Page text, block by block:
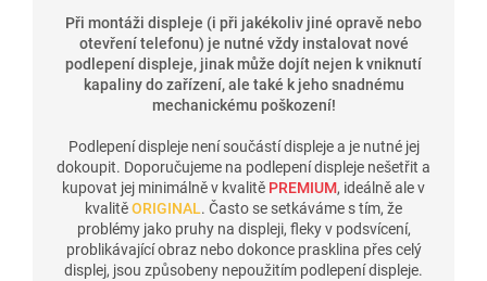
Při montáži displeje (i při jakékoliv jiné opravě nebo
otevření telefonu) je nutné vždy instalovat nové
podlepení displeje, jinak může dojít nejen k vniknutí
kapaliny do zařízení, ale také k jeho snadnému
mechanickému poškození!
Podlepení displeje není součástí displeje a je nutné jej
dokoupit. Doporučujeme na podlepení displeje nešetřit a
kupovat jej minimálně v kvalitě PREMIUM, ideálně ale v
kvalitěORIGINAL. Často se setkáváme s tím, že
problémy jako pruhy na displeji, fleky v podsvícení,
problikávající obraz nebo dokonce prasklina přes celý
displej, jsou způsobeny nepoužitím podlepení displeje.